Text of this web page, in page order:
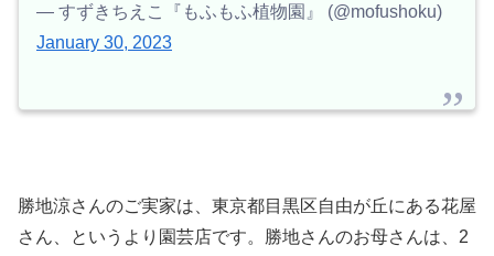
— すずきちえこ『もふもふ植物園』 (@mofushoku)
January 30, 2023
勝地涼さんのご実家は、東京都目黒区自由が丘にある花屋
さん、というより園芸店です。勝地さんのお母さんは、2